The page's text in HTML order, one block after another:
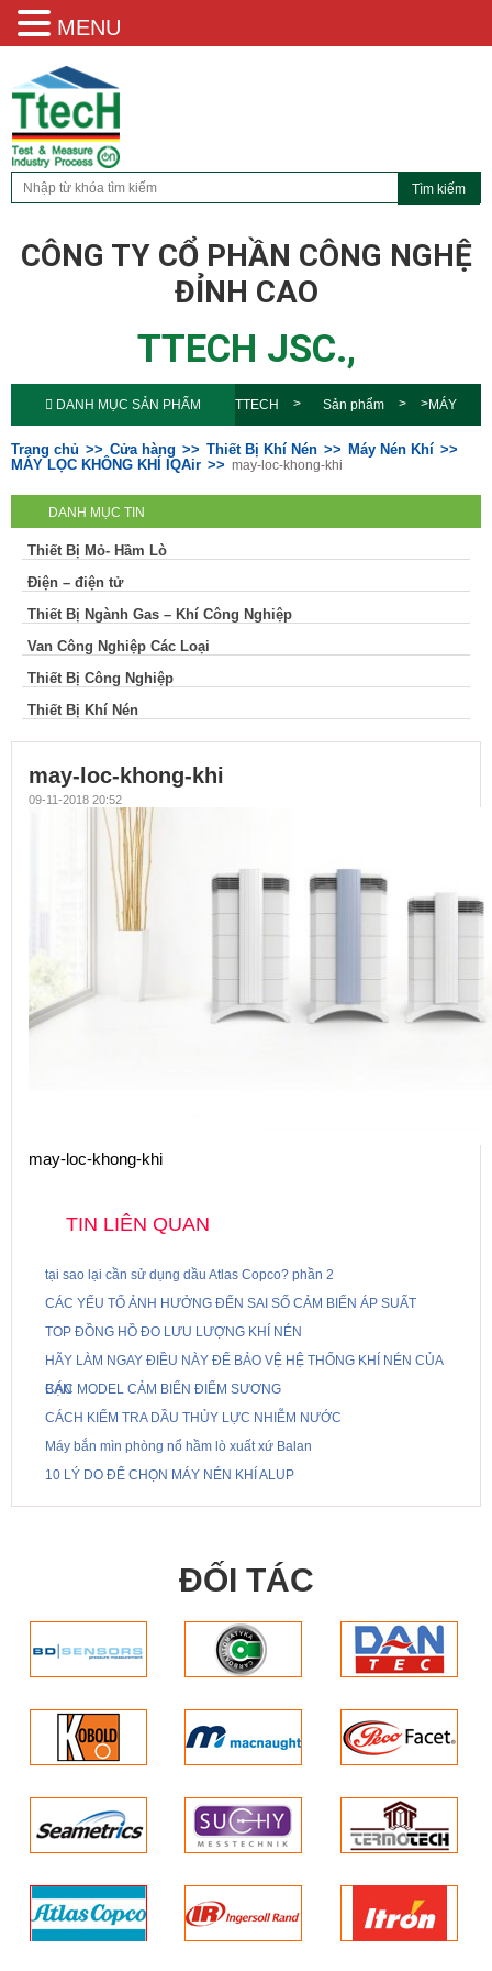
CÔNG TY CỔ PHẦN CÔNG NGHỆ
ĐỈNH CAO
TTECH JSC.,
DANH MỤC SẢN PHẨM TTECH Sản phẩm MÁY
LỌC KHÔNG KHÍ IQAir may-loc-
Trang chủ Cửa hàng Thiết Bị Khí Nén
Máy Nén Khí
MÁY LỌC KHÔNG KHÍ IQAir
may-loc-khong-khi
DANH MỤC TIN
Thiết Bị Mỏ- Hầm Lò
Điện – điện tử
Thiết Bị Ngành Gas – Khí Công Nghiệp
Van Công Nghiệp Các Loại
Thiết Bị Công Nghiệp
Thiết Bị Khí Nén
may-loc-khong-khi
09-11-2018 20:52
may-loc-khong-khi
TIN LIÊN QUAN
tại sao lại cần sử dụng dầu Atlas Copco? phần 2
CÁC YẾU TỐ ẢNH HƯỞNG ĐẾN SAI SỐ CẢM BIẾN ÁP SUẤT
TOP ĐỒNG HỒ ĐO LƯU LƯỢNG KHÍ NÉN
HÃY LÀM NGAY ĐIỀU NÀY ĐỂ BẢO VỆ HỆ THỐNG KHÍ NÉN CỦA
BẠN
CÁC MODEL CẢM BIẾN ĐIỂM SƯƠNG
CÁCH KIỂM TRA DẦU THỦY LỰC NHIỄM NƯỚC
Máy bắn mìn phòng nổ hầm lò xuất xứ Balan
10 LÝ DO ĐỂ CHỌN MÁY NÉN KHÍ ALUP
ĐỐI TÁC
MENU